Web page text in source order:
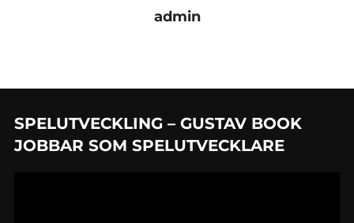
admin
SPELUTVECKLING – GUSTAV BOOK
JOBBAR SOM SPELUTVECKLARE